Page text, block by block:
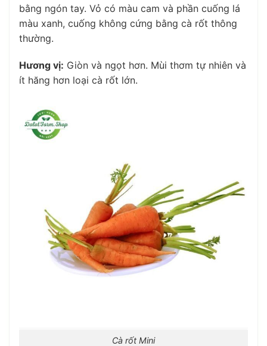
bằng ngón tay. Vỏ có màu cam và phần cuống lá
màu xanh, cuống không cứng bằng cà rốt thông
thường.
Hương vị: Giòn và ngọt hơn. Mùi thơm tự nhiên và
ít hăng hơn loại cà rốt lớn.
Cà rốt Mini